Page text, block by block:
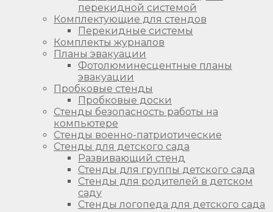
перекидной системой
Комплектующие для стендов
Перекидные системы
Комплекты журналов
Планы эвакуации
Фотолюминесцентные планы
эвакуации
Пробковые стенды
Пробковые доски
Стенды безопасность работы на
компьютере
Стенды военно-патриотические
Стенды для детского сада
Развивающий стенд
Стенды для группы детского сада
Стенды для родителей в детском
саду
Стенды логопеда для детского сада